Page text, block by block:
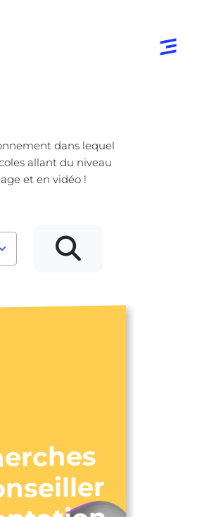
dans lequel
allant du niveau
et en vidéo !